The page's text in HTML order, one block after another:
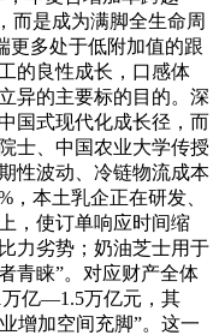
而是成为满脚全生命周
更多处于低附加值的跟
的良性成长，口感体
异的主要标的目的。深
国式现代化成长径，而
士、中国农业大学传授
性波动、冷链物流成本
，本土乳企正在研发、
，使订单响应时间缩
力劣势；奶油芝士用于
青睐”。对应财产全体
万亿—1.5万亿元，其
增加空间充脚”。这一